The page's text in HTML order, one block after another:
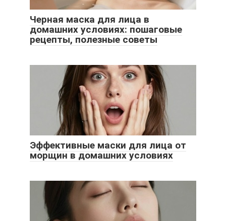
Черная маска для лица в
домашних условиях: пошаговые
рецепты, полезные советы
Эффективные маски для лица от
морщин в домашних условиях